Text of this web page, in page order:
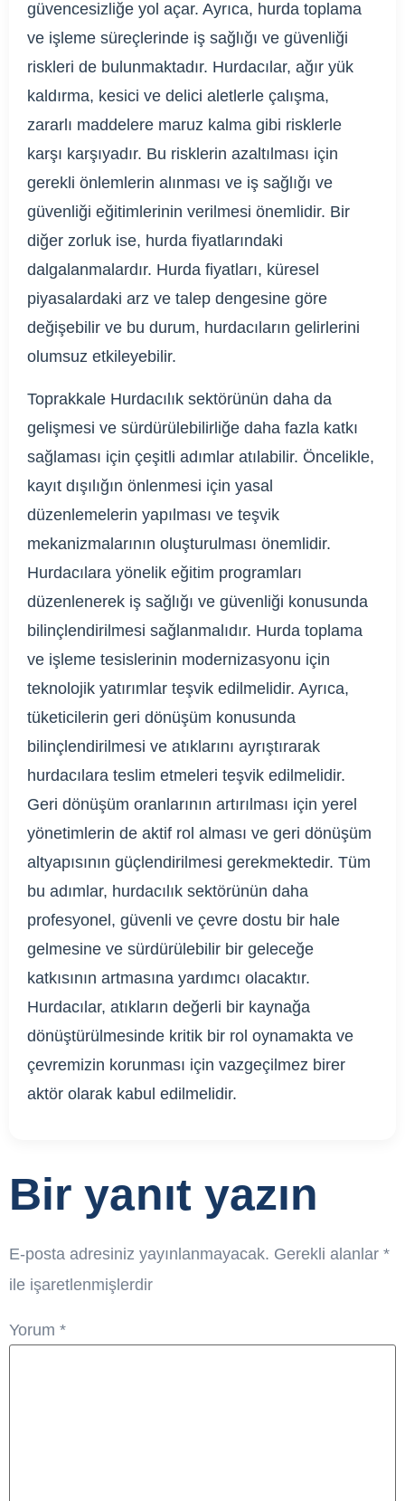
güvencesizliğe yol açar. Ayrıca, hurda toplama
ve işleme süreçlerinde iş sağlığı ve güvenliği
riskleri de bulunmaktadır. Hurdacılar, ağır yük
kaldırma, kesici ve delici aletlerle çalışma,
zararlı maddelere maruz kalma gibi risklerle
karşı karşıyadır. Bu risklerin azaltılması için
gerekli önlemlerin alınması ve iş sağlığı ve
güvenliği eğitimlerinin verilmesi önemlidir. Bir
diğer zorluk ise, hurda fiyatlarındaki
dalgalanmalardır. Hurda fiyatları, küresel
piyasalardaki arz ve talep dengesine göre
değişebilir ve bu durum, hurdacıların gelirlerini
olumsuz etkileyebilir.
Toprakkale Hurdacılık sektörünün daha da
gelişmesi ve sürdürülebilirliğe daha fazla katkı
sağlaması için çeşitli adımlar atılabilir. Öncelikle,
kayıt dışılığın önlenmesi için yasal
düzenlemelerin yapılması ve teşvik
mekanizmalarının oluşturulması önemlidir.
Hurdacılara yönelik eğitim programları
düzenlenerek iş sağlığı ve güvenliği konusunda
bilinçlendirilmesi sağlanmalıdır. Hurda toplama
ve işleme tesislerinin modernizasyonu için
teknolojik yatırımlar teşvik edilmelidir. Ayrıca,
tüketicilerin geri dönüşüm konusunda
bilinçlendirilmesi ve atıklarını ayrıştırarak
hurdacılara teslim etmeleri teşvik edilmelidir.
Geri dönüşüm oranlarının artırılması için yerel
yönetimlerin de aktif rol alması ve geri dönüşüm
altyapısının güçlendirilmesi gerekmektedir. Tüm
bu adımlar, hurdacılık sektörünün daha
profesyonel, güvenli ve çevre dostu bir hale
gelmesine ve sürdürülebilir bir geleceğe
katkısının artmasına yardımcı olacaktır.
Hurdacılar, atıkların değerli bir kaynağa
dönüştürülmesinde kritik bir rol oynamakta ve
çevremizin korunması için vazgeçilmez birer
aktör olarak kabul edilmelidir.
Bir yanıt yazın
E-posta adresiniz yayınlanmayacak. Gerekli alanlar *
ile işaretlenmişlerdir
Yorum *